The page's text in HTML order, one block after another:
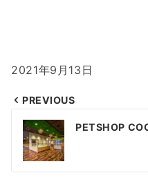
2021年9月13日
投
稿
ナ
PREVIOUS
PETSHOP